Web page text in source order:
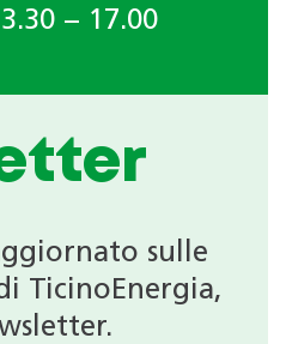
− 17.00
sulle
TicinoEnergia,